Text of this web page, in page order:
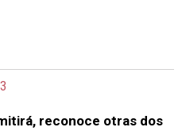
reconoce otras dos